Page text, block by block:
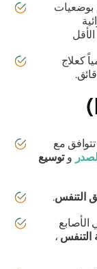
مع
وتوسيع
التنفس.
،